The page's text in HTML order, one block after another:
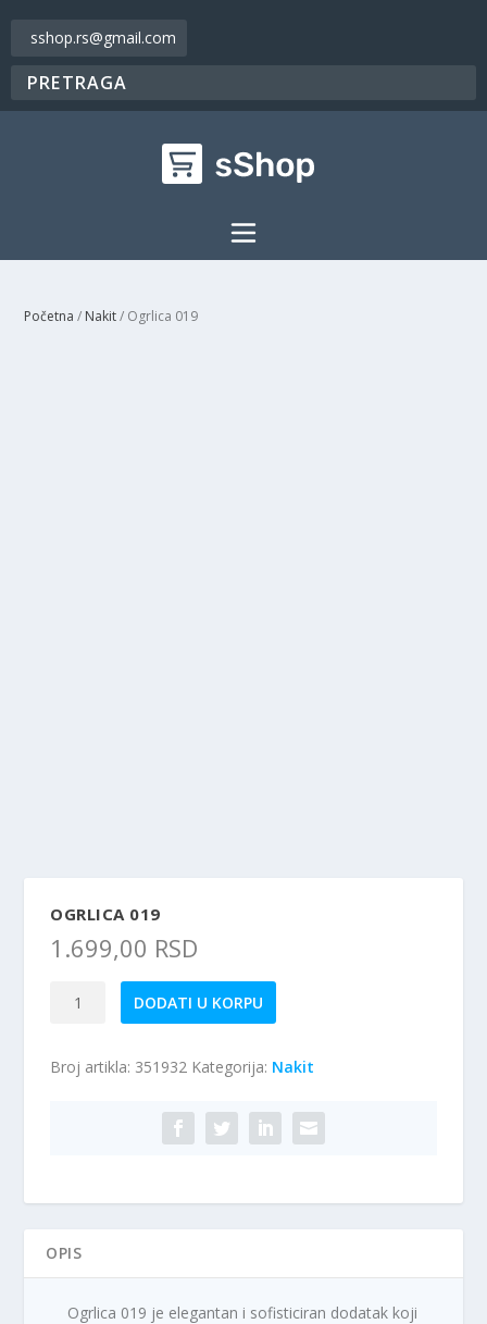
sshop.rs@gmail.com
Početna / Nakit/ Ogrlica 019
OGRLICA 019
1.699,00 RSD
DODATI U KORPU
Broj artikla: 351932 Kategorija: Nakit
OPIS
Ogrlica 019 je elegantan i sofisticiran dodatak koji